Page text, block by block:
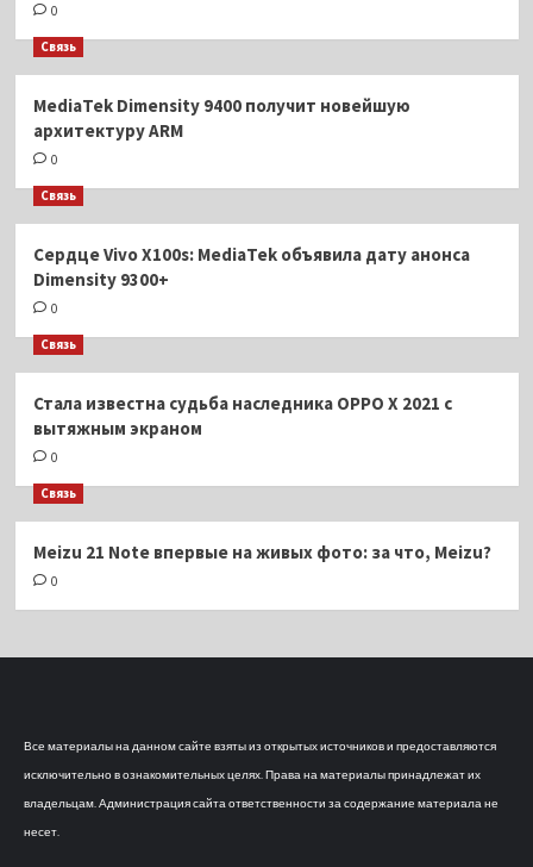
0
Связь
MediaTek Dimensity 9400 получит новейшую
архитектуру ARM
0
Связь
Сердце Vivo X100s: MediaTek объявила дату анонса
Dimensity 9300+
0
Связь
Стала известна судьба наследника OPPO X 2021 с
вытяжным экраном
0
Связь
Meizu 21 Note впервые на живых фото: за что, Meizu?
0
Все материалы на данном сайте взяты из открытых источников и предоставляются
исключительно в ознакомительных целях. Права на материалы принадлежат их
владельцам. Администрация сайта ответственности за содержание материала не
несет.